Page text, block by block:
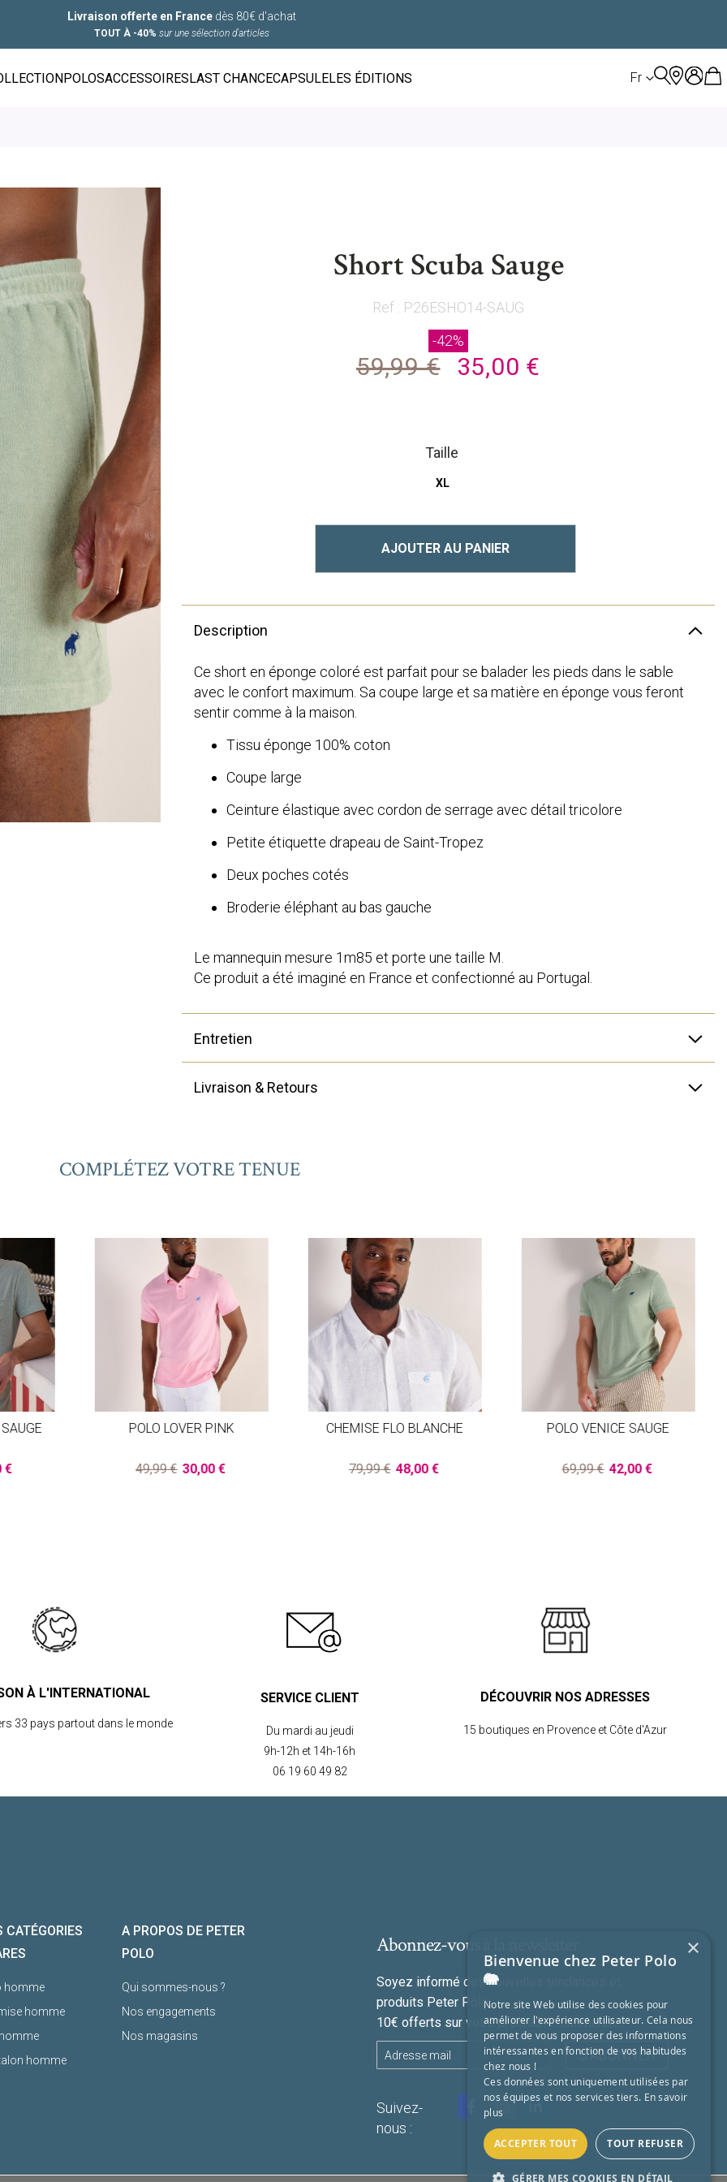
Livraison offerte en France dès 80€ d'achat
TOUT À -40% sur une sélection d'articles
POLOSACCESSOIRES LAST CHANCECAPSULELES ÉDITIONS LANGUE
Fr
Short Scuba Sauge
Ref : P26ESHO14-SAUG
59,99 € 35,00 €
-42%
Taille
XL
AJOUTER AU PANIER
Description
Ce short en éponge coloré est parfait pour se balader les pieds dans le sable
avec le confort maximum. Sa coupe large et sa matière en éponge vous feront
sentir comme à la maison.
Tissu éponge 100% coton
Coupe large
Ceinture élastique avec cordon de serrage avec détail tricolore
Petite étiquette drapeau de Saint-Tropez
Deux poches cotés
Broderie éléphant au bas gauche
Le mannequin mesure 1m85 et porte une taille M.
Ce produit a été imaginé en France et confectionné au Portugal.
Entretien
Livraison & Retours
COMPLÉTEZ VOTRE TENUE
€
POLO LOVER PINK
49,99 € 30,00 €
CHEMISE FLO BLANCHE
79,99 € 48,00 €
POLO VENICE SAUGE
69,99 € 42,00 €
À L'INTERNATIONAL
33 pays partout dans le monde
SERVICE CLIENT
Du mardi au jeudi
9h-12h et 14h-16h
06 19 60 49 82
DÉCOUVRIR NOS ADRESSES
15 boutiques en Provence et Côte d'Azur
CATÉGORIES
homme
homme
homme
A PROPOS DE PETER
POLO
Qui sommes-nous ?
Nos engagements
Nos magasins
Abonnez-vous à la newsletter
Soyez informé des nouvelles tendances et
produits Peter Polo
10€ offerts sur votre prochaine commande
S'ABONNER
Suivez-
nous :
×
Bienvenue chez Peter Polo
🐘
Notre site Web utilise des cookies pour
améliorer l'expérience utilisateur. Cela nous
permet de vous proposer des informations
intéressantes en fonction de vos habitudes
chez nous !
Ces données sont uniquement utilisées par
nos équipes et nos services tiers. En savoir
plus
ACCEPTER TOUT TOUT REFUSER
GÉRER MES COOKIES EN DÉTAIL